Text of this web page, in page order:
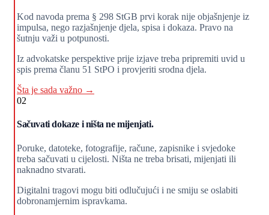
Kod navoda prema § 298 StGB prvi korak nije objašnjenje iz
impulsa, nego razjašnjenje djela, spisa i dokaza. Pravo na
šutnju važi u potpunosti.
Iz advokatske perspektive prije izjave treba pripremiti uvid u
spis prema članu 51 StPO i provjeriti srodna djela.
Šta je sada važno →
02
Sačuvati dokaze i ništa ne mijenjati.
Poruke, datoteke, fotografije, račune, zapisnike i svjedoke
treba sačuvati u cijelosti. Ništa ne treba brisati, mijenjati ili
naknadno stvarati.
Digitalni tragovi mogu biti odlučujući i ne smiju se oslabiti
dobronamjernim ispravkama.